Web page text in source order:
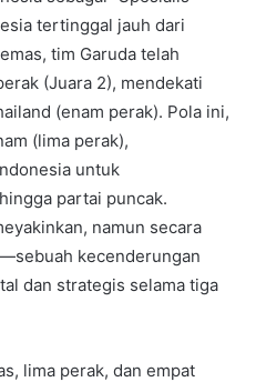
tertinggal jauh dari
tim Garuda telah
(Juara 2), mendekati
(enam perak). Pola ini,
(lima perak),
untuk
partai puncak.
namun secara
kecenderungan
dan strategis selama tiga
lima perak, dan empat